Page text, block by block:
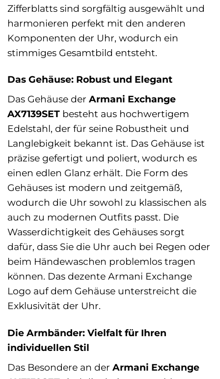
Zifferblatts sind sorgfältig ausgewählt und
harmonieren perfekt mit den anderen
Komponenten der Uhr, wodurch ein
stimmiges Gesamtbild entsteht.
Das Gehäuse: Robust und Elegant
Das Gehäuse der Armani Exchange
AX7139SET besteht aus hochwertigem
Edelstahl, der für seine Robustheit und
Langlebigkeit bekannt ist. Das Gehäuse ist
präzise gefertigt und poliert, wodurch es
einen edlen Glanz erhält. Die Form des
Gehäuses ist modern und zeitgemäß,
wodurch die Uhr sowohl zu klassischen als
auch zu modernen Outfits passt. Die
Wasserdichtigkeit des Gehäuses sorgt
dafür, dass Sie die Uhr auch bei Regen oder
beim Händewaschen problemlos tragen
können. Das dezente Armani Exchange
Logo auf dem Gehäuse unterstreicht die
Exklusivität der Uhr.
Die Armbänder: Vielfalt für Ihren
individuellen Stil
Das Besondere an der Armani Exchange